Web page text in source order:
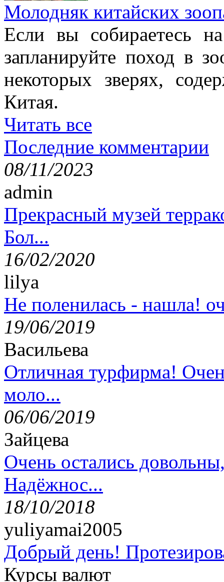
Молодняк китайских
Если вы собираетесь
запланируйте поход в
некоторых зверях,
Китая.
Читать все
Последние комментарии
08/11/2023
admin
Прекрасный музей
Бол...
16/02/2020
lilya
Не поленилась - нашла!
19/06/2019
Васильева
Отличная турфирма!
моло...
06/06/2019
Зайцева
Очень остались
Надёжнос...
18/10/2018
yuliyamai2005
Добрый день!
Курсы валют